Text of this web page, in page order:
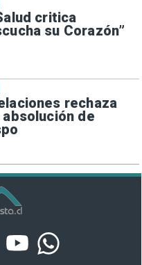
critica
su Corazón”
rechaza
de